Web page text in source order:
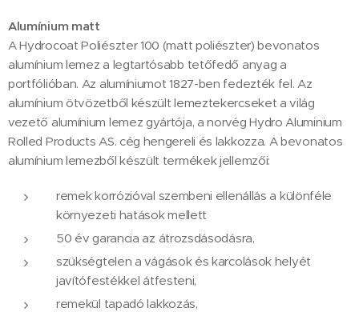
Alumínium matt
A Hydrocoat Poliészter 100 (matt poliészter) bevonatos
alumínium lemez a legtartósabb tetőfedő anyag a
portfólióban. Az alumíniumot 1827-ben fedezték fel. Az
alumínium ötvözetből készült lemeztekercseket a világ
vezető alumínium lemez gyártója, a norvég Hydro Aluminium
Rolled Products AS. cég hengereli és lakkozza. A bevonatos
alumínium lemezből készült termékek jellemzői:
remek korrózióval szembeni ellenállás a különféle
környezeti hatások mellett
50 év garancia az átrozsdásodásra,
szükségtelen a vágások és karcolások helyét
javítófestékkel átfesteni,
remekül tapadó lakkozás,